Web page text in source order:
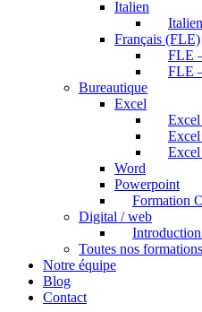
Italien
Français (FLE)
FLE
FLE
Bureautique
Excel
Excel
Word
Powerpoint
Formation
Digital / web
Toutes nos formations
Notre équipe
Blog
Contact